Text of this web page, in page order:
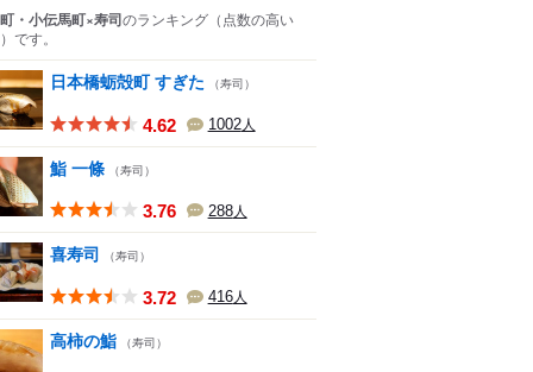
・小伝馬町×寿司のランキング （点数の高い
です。
日本橋蛎殻町 すぎた （寿司）
4.62 1002人
鮨 一條 （寿司）
3.76 288人
喜寿司 （寿司）
3.72 416人
高柿の鮨 （寿司）